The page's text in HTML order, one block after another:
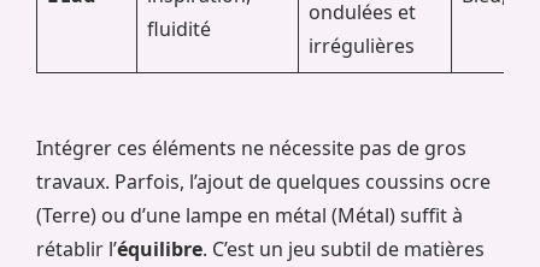
fluidité
ondulées et
irrégulières
Intégrer ces éléments ne nécessite pas de gros
travaux. Parfois, l’ajout de quelques coussins ocre
(Terre) ou d’une lampe en métal (Métal) suffit à
rétablir l’équilibre. C’est un jeu subtil de matières